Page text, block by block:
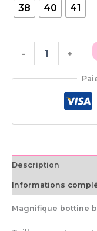
38 40 41
- +
Description
Informations
Magnifique bottine